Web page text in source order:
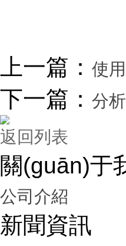
上一篇： 使
下一篇： 分
返回列表
關(guān)于
公司介紹
新聞資訊